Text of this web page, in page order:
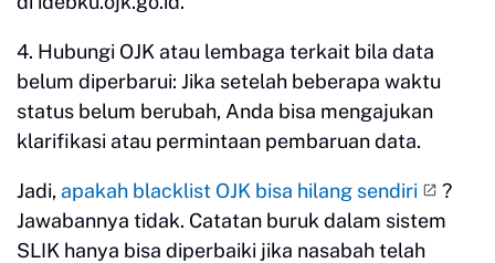
4. Hubungi OJK atau lembaga terkait bila data
belum diperbarui: Jika setelah beberapa waktu
status belum berubah, Anda bisa mengajukan
klarifikasi atau permintaan pembaruan data.
Jadi, apakah blacklist OJK bisa hilang sendiri
?
Jawabannya tidak. Catatan buruk dalam sistem
SLIK hanya bisa diperbaiki jika nasabah telah